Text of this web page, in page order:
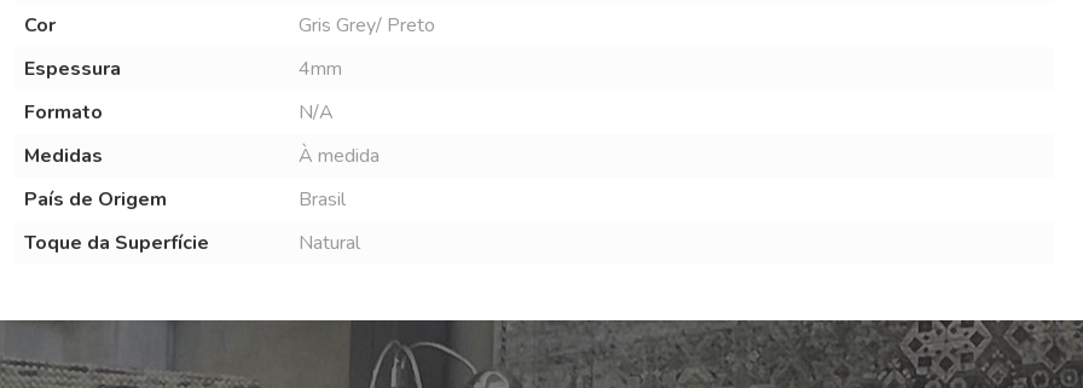
Cor
Gris Grey/ Preto
Espessura
4mm
Formato
N/A
Medidas
À medida
País de Origem
Brasil
Toque da Superfície
Natural